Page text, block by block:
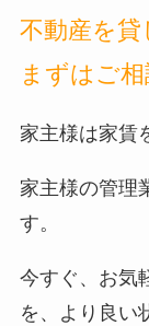
不動産を
まずはご
家主様は家賃
家主様の管理
す。
今すぐ、お気
を、より良い